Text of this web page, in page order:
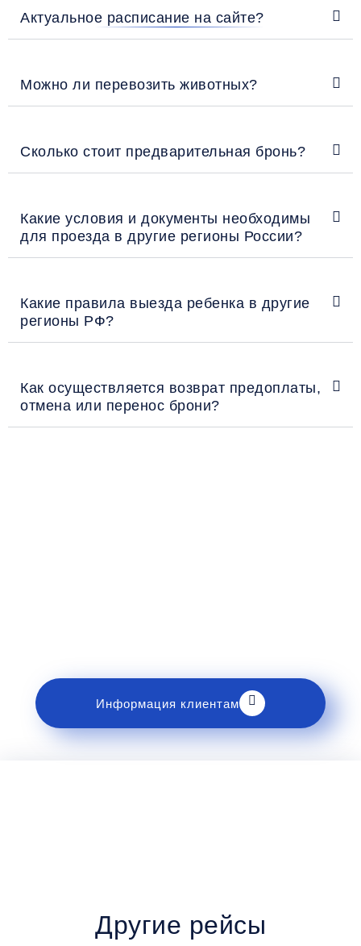
Актуальное расписание на сайте?
Можно ли перевозить животных?
Сколько стоит предварительная бронь?
Какие условия и документы необходимы
для проезда в другие регионы России?
Какие правила выезда ребенка в другие
регионы РФ?
Как осуществляется возврат предоплаты,
отмена или перенос брони?
Информация клиентам
Другие рейсы